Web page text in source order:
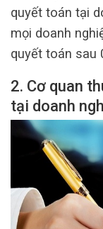
quyết toán tại
mọi doanh
quyết toán sau
2. Cơ quan
tại doanh